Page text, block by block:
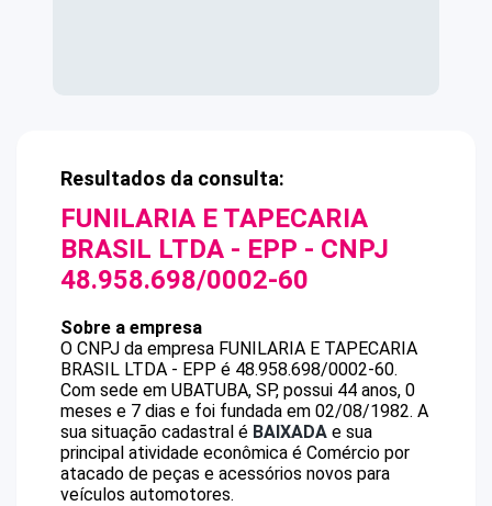
Resultados da consulta:
FUNILARIA E TAPECARIA
BRASIL LTDA - EPP - CNPJ
48.958.698/0002-60
Sobre a empresa
O CNPJ da empresa FUNILARIA E TAPECARIA
BRASIL LTDA - EPP é 48.958.698/0002-60.
Com sede em UBATUBA, SP, possui 44 anos, 0
meses e 7 dias e foi fundada em 02/08/1982. A
sua situação cadastral é BAIXADA e sua
principal atividade econômica é Comércio por
atacado de peças e acessórios novos para
veículos automotores.